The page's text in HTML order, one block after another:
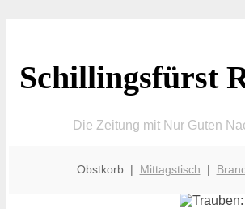
Schillingsfürst
Die Zeitung mit Nur Guten
Obstkorb | Mittagstisch |